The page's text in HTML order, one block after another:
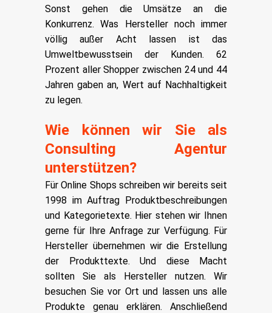
Sonst gehen die Umsätze an die
Konkurrenz. Was Hersteller noch immer
völlig außer Acht lassen ist das
Umweltbewusstsein der Kunden. 62
Prozent aller Shopper zwischen 24 und 44
Jahren gaben an, Wert auf Nachhaltigkeit
zu legen.
Wie können wir Sie als
Consulting Agentur
unterstützen?
Für Online Shops schreiben wir bereits seit
1998 im Auftrag Produktbeschreibungen
und Kategorietexte. Hier stehen wir Ihnen
gerne für Ihre Anfrage zur Verfügung. Für
Hersteller übernehmen wir die Erstellung
der Produkttexte. Und diese Macht
sollten Sie als Hersteller nutzen. Wir
besuchen Sie vor Ort und lassen uns alle
Produkte genau erklären. Anschließend